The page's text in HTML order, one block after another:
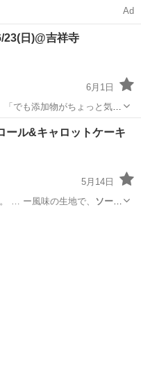
Ad
23(日)@吉祥寺
6月1日
ソーセージ
ール&キャロットケーキ
5月14日
パンですね。 … ー風味の生地で、 ソーセ